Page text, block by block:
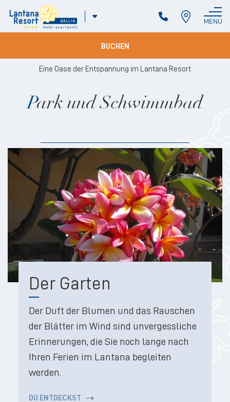
ENG
DEUBUCHEN
MENÜ
Eine Oase der Entspannung im Lantana Resort
Park und Schwimmbad
Der Garten
Der Duft der Blumen und das Rauschen
der Blätter im Wind sind unvergessliche
Erinnerungen, die Sie noch lange nach
Ihren Ferien im Lantana begleiten
werden.
DU ENTDECKST